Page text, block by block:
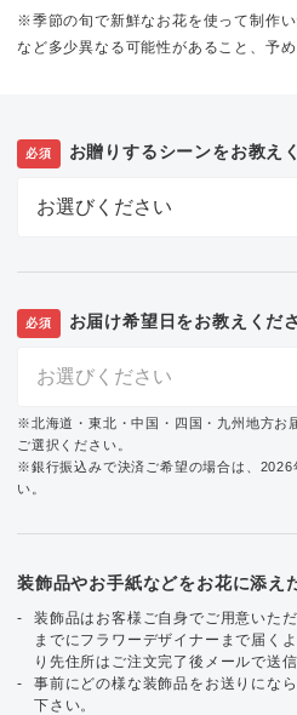
※季節の旬で新鮮なお花を使って制作
など多少異なる可能性があること、予め
必須 お贈りするシーンをお教え
必須 お届け希望日をお教えくだ
※北海道・東北・中国・四国・九州地方お
ご選択ください。
※銀行振込みで決済ご希望の場合は、2026
い。
装飾品やお手紙などをお花に添え
装飾品はお客様ご自身でご用意いた
までにフラワーデザイナーまで届く
り先住所はご注文完了後メールで送信
事前にどの様な装飾品をお送りにな
下さい。